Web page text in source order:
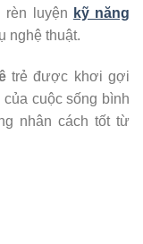
rèn luyện kỹ năng
nghệ thuật.
trẻ được khơi gợi
cuộc sống bình
nhân cách tốt từ